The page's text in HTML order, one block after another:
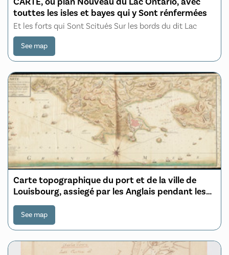
touttes les isles et bayes qui y Sont rénfermées
Et les forts qui Sont Scitués Sur les bords du dit Lac
See map
Carte topographique du port et de la ville de
Louisbourg, assiegé par les Anglais pendant les
mois de Juin, Juillet 1758
See map